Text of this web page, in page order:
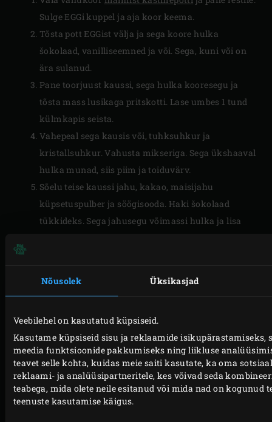
Nõusolek Üksikasjad
Veebilehel on kasutatud küpsiseid.
Kasutame küpsiseid sisu ja reklaamide isikupärastamiseks,
meedia funktsioonide pakkumiseks ning liikluse
teavet selle kohta, kuidas meie saiti kasutate, ka oma
reklaami- ja analüüsipartneritele, kes võivad seda
teabega, mida olete neile esitanud või mida nad on kogunud
teenuste kasutamise käigus.
Sulge EGGi kuppel ja aja koor keema.
Tõsta pott EGGist välja ja sega koore hulka
šokolaad, vanilliseemned ja või. Sega, kuni või on
ära sulanud.
Pane toorjuust kaussi, sega hulka kooresegu ja
tõsta mass lusikaga pritskotti. Lase umbes 1 tund
külmkapis seista.
Vahepeal sega kausis või, tuhksuhkur ja
kristallsuhkur. Vahusta mikseriga. Sega ükshaaval
hulka munad, siis piim ja toiduvärv.
Sõelu teise kaussi jahu, kakao, maisijahu
küpsetuspulber ja söögisooda. Haki šokolaad
tükkideks. Sega jahusegu võimassi hulka ja lisa
tegema hakkad. Tee käed jahuseks ja rulli teisest
Lõika küpsetuspaberist ratas, mis on pisut väiksem
kuiküpsetuskivi. Pane see külmale küpsetuskivile.
Tõsta tainapallikesed küpsetuskivile, nii et nende
vahele jääb piisavalt ruumi. Pallikesi ei pea
lamedaks suruma, need vajuvad iseenesest laiali.
Tõsta küpsetuskivi restile, sulge EGGi kuppel ja